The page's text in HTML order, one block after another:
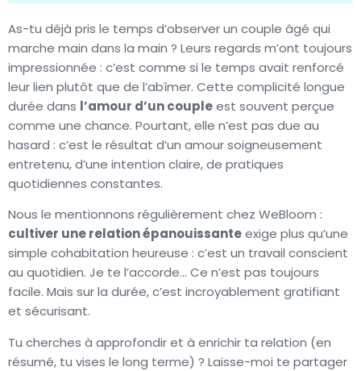
As-tu déjà pris le temps d’observer un couple âgé qui
marche main dans la main ? Leurs regards m’ont toujours
impressionnée : c’est comme si le temps avait renforcé
leur lien plutôt que de l’abîmer. Cette complicité longue
durée dans l’amour d’un coupleest souvent perçue
comme une chance. Pourtant, elle n’est pas due au
hasard : c’est le résultat d’un amour soigneusement
entretenu, d’une intention claire, de pratiques
quotidiennes constantes.
Nous le mentionnons régulièrement chez WeBloom :
cultiver une relation épanouissanteexige plus qu’une
simple cohabitation heureuse : c’est un travail conscient
au quotidien. Je te l’accorde… Ce n’est pas toujours
facile. Mais sur la durée, c’est incroyablement gratifiant
et sécurisant.
Tu cherches à approfondir et à enrichir ta relation (en
résumé, tu vises le long terme) ? Laisse-moi te partager